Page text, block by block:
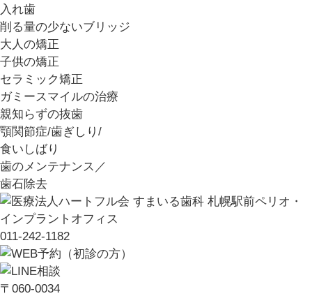
入れ歯
削る量の少ないブリッジ
大人の矯正
子供の矯正
セラミック矯正
ガミースマイルの治療
親知らずの抜歯
顎関節症/歯ぎしり/
食いしばり
歯のメンテナンス／
歯石除去
011-242-1182
〒060-0034